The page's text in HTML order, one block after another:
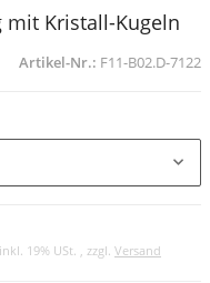
mit Kristall-Kugeln
Artikel-Nr.: F11-B02.D-7122
inkl. 19% USt. , zzgl. Versand